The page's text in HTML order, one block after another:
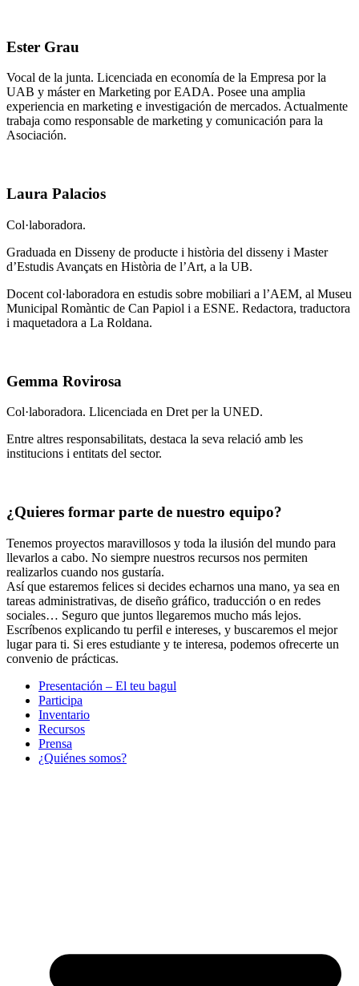
Ester Grau
Vocal de la junta. Licenciada en economía de la Empresa por la
UAB y máster en Marketing por EADA. Posee una amplia
experiencia en marketing e investigación de mercados. Actualmente
trabaja como responsable de marketing y comunicación para la
Asociación.
Laura Palacios
Col·laboradora.
Graduada en Disseny de producte i història del disseny i Master
d’Estudis Avançats en Història de l’Art, a la UB.
Docent col·laboradora en estudis sobre mobiliari a l’AEM, al Museu
Municipal Romàntic de Can Papiol i a ESNE. Redactora, traductora
i maquetadora a La Roldana.
Gemma Rovirosa
Col·laboradora. Llicenciada en Dret per la UNED.
Entre altres responsabilitats, destaca la seva relació amb les
institucions i entitats del sector.
¿Quieres formar parte de nuestro equipo?
Tenemos proyectos maravillosos y toda la ilusión del mundo para
llevarlos a cabo. No siempre nuestros recursos nos permiten
realizarlos cuando nos gustaría.
Así que estaremos felices si decides echarnos una mano, ya sea en
tareas administrativas, de diseño gráfico, traducción o en redes
sociales… Seguro que juntos llegaremos mucho más lejos.
Escríbenos explicando tu perfil e intereses, y buscaremos el mejor
lugar para ti. Si eres estudiante y te interesa, podemos ofrecerte un
convenio de prácticas.
Presentación – El teu bagul
Participa
Inventario
Recursos
Prensa
¿Quiénes somos?